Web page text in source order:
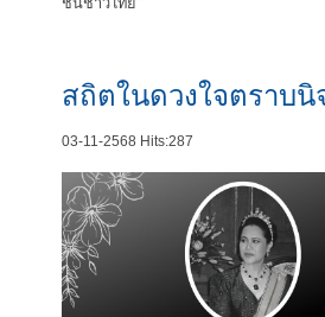
สถิตในดวงใจตราบนิ
03-11-2568 Hits:287